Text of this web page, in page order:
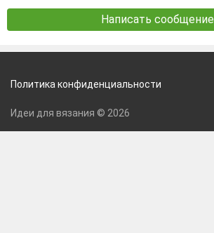
Написать сообщение
Политика конфиденциальности
Идеи для вязания © 2026